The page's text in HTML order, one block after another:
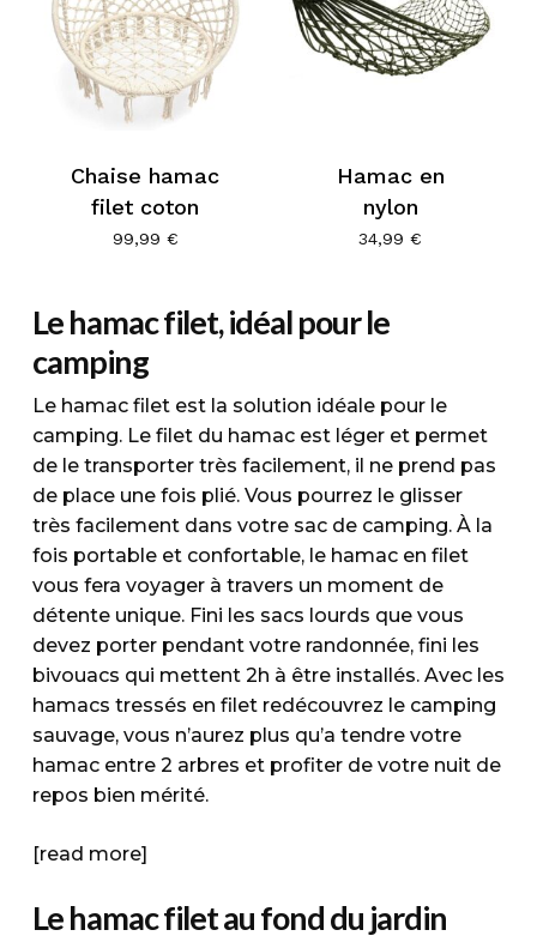
Chaise hamac
filet coton
99,99 €
Hamac en
nylon
34,99€
Le hamac filet, idéal pour le
camping
Le hamac filet est la solution idéale pour le
camping. Le filet du hamac est léger et permet
de le transporter très facilement, il ne prend pas
de place une fois plié. Vous pourrez le glisser
très facilement dans votre sac de camping. À la
fois portable et confortable, le hamac en filet
vous fera voyager à travers un moment de
détente unique. Fini les sacs lourds que vous
devez porter pendant votre randonnée, fini les
bivouacs qui mettent 2h à être installés. Avec les
hamacs tressés en filet redécouvrez le camping
sauvage, vous n’aurez plus qu’a tendre votre
hamac entre 2 arbres et profiter de votre nuit de
repos bien mérité.
[read more]
Le hamac filet au fond du jardin